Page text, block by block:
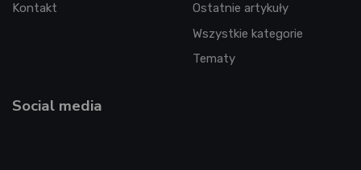
Kontakt
Ostatnie artykuły
Wszystkie kategorie
Tematy
Social media